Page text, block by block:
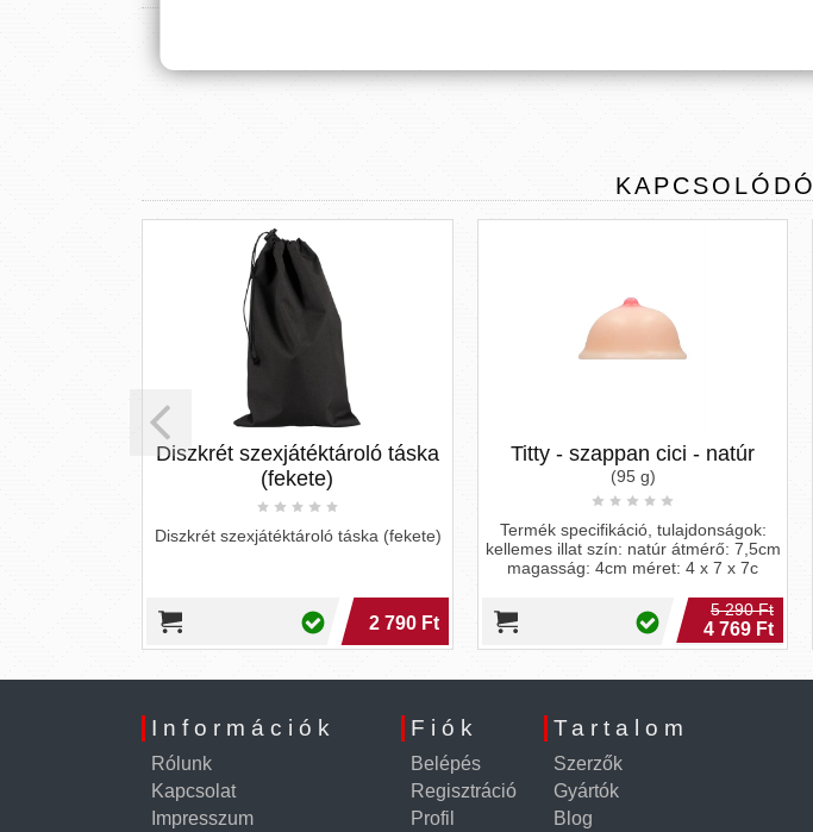
KAPCSOLÓDÓ
Diszkrét szexjátéktároló táska
(fekete)
Diszkrét szexjátéktároló táska (fekete)
2 790 Ft
Titty - szappan cici - natúr
(95 g)
Termék specifikáció, tulajdonságok:
kellemes illat szín: natúr átmérő: 7,5cm
magasság: 4cm méret: 4 x 7 x 7c
5 290 Ft
4 769 Ft
Információk
Rólunk
Kapcsolat
Impresszum
Fiók
Belépés
Regisztráció
Profil
Tartalom
Szerzők
Gyártók
Blog